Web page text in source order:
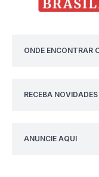
ONDE ENCONTRAR
RECEBA
ANUNCIE AQUI